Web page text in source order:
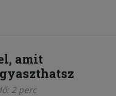
amit
2 perc